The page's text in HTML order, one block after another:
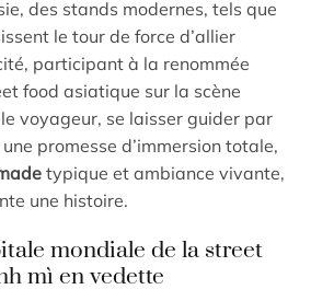
des stands modernes, tels que
le tour de force d’allier
participant à la renommée
food asiatique sur la scène
voyageur, se laisser guider par
promesse d’immersion totale,
typique et ambiance vivante,
une histoire.
mondiale de la street
mì en vedette